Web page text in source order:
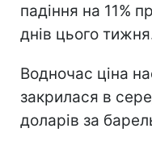
падіння на 11%
днів цього
Водночас ціна
закрилася в
доларів за